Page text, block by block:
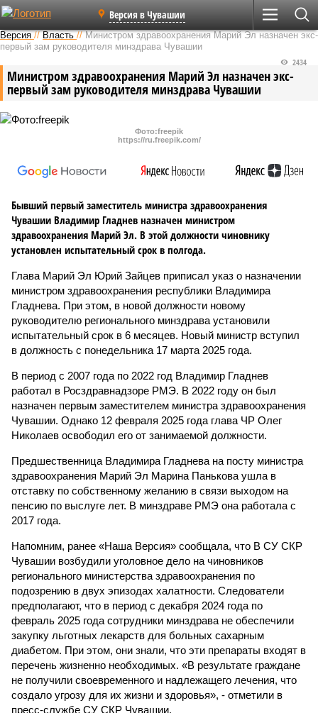
Версия в Чувашии
Версия //Власть //Министром здравоохранения Марий Эл назначен экс-
первый зам руководителя минздрава Чувашии
Министром здравоохранения Марий Эл назначен экс-
первый зам руководителя минздрава Чувашии
2434
Фото:freepik
https://ru.freepik.com/
Бывший первый заместитель министра здравоохранения
Чувашии Владимир Гладнев назначен министром
здравоохранения Марий Эл. В этой должности чиновнику
установлен испытательный срок в полгода.
Глава Марий Эл Юрий Зайцев приписал указ о назначении
министром здравоохранения республики Владимира
Гладнева. При этом, в новой должности новому
руководителю регионального минздрава установили
испытательный срок в 6 месяцев. Новый министр вступил
в должность с понедельника 17 марта 2025 года.
В период с 2007 года по 2022 год Владимир Гладнев
работал в Росздравнадзоре РМЭ. В 2022 году он был
назначен первым заместителем министра здравоохранения
Чувашии. Однако 12 февраля 2025 года глава ЧР Олег
Николаев освободил его от занимаемой должности.
Предшественница Владимира Гладнева на посту министра
здравоохранения Марий Эл Марина Панькова ушла в
отставку по собственному желанию в связи выходом на
пенсию по выслуге лет. В минздраве РМЭ она работала с
2017 года.
Напомним, ранее «Наша Версия» сообщала, что В СУ СКР
Чувашии возбудили уголовное дело на чиновников
регионального министерства здравоохранения по
подозрению в двух эпизодах халатности. Следователи
предполагают, что в период с декабря 2024 года по
февраль 2025 года сотрудники минздрава не обеспечили
закупку льготных лекарств для больных сахарным
диабетом. При этом, они знали, что эти препараты входят в
перечень жизненно необходимых. «В результате граждане
не получили своевременного и надлежащего лечения, что
создало угрозу для их жизни и здоровья», - отметили в
пресс-службе СУ СКР Чувашии.